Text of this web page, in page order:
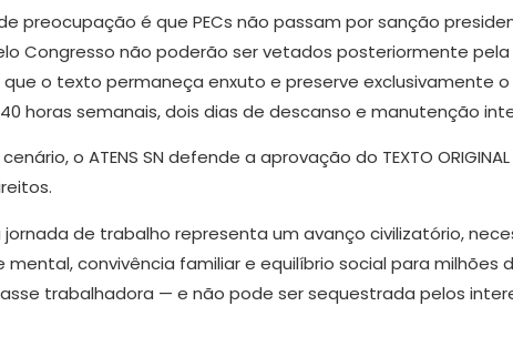
preocupação é que PECs não passam por sanção
Congresso não poderão ser vetados posteriormente pela
o texto permaneça enxuto e preserve exclusivamente
horas semanais, dois dias de descanso e manutenção
o ATENS SN defende a aprovação do TEXTO
jornada de trabalho representa um avanço civilizatório,
mental, convivência familiar e equilíbrio social para
trabalhadora — e não pode ser sequestrada pelos